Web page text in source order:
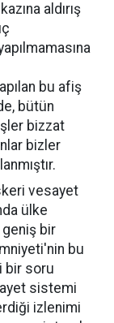
aldırış
bu afiş
bütün
bizzat
bizler
vesayet
ülke
geniş bir
bu
bir soru
sistemi
izlenimi